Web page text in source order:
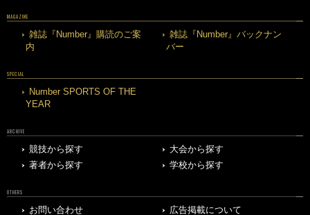
MAGAZINE
雑誌『Number』購読のご案
内
雑誌『Number』バックナン
バー
SPECIAL
Number SPORTS OF THE
YEAR
ARCHIVE
競技から探す
大会から探す
著者から探す
学校から探す
OTHERS
お問い合わせ 広告掲載について